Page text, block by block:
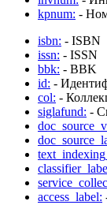
kpnum: -
isbn: - ISBN
issn: - ISSN
bbk: - BBK
id: -
col: -
siglafund: -
access_label: